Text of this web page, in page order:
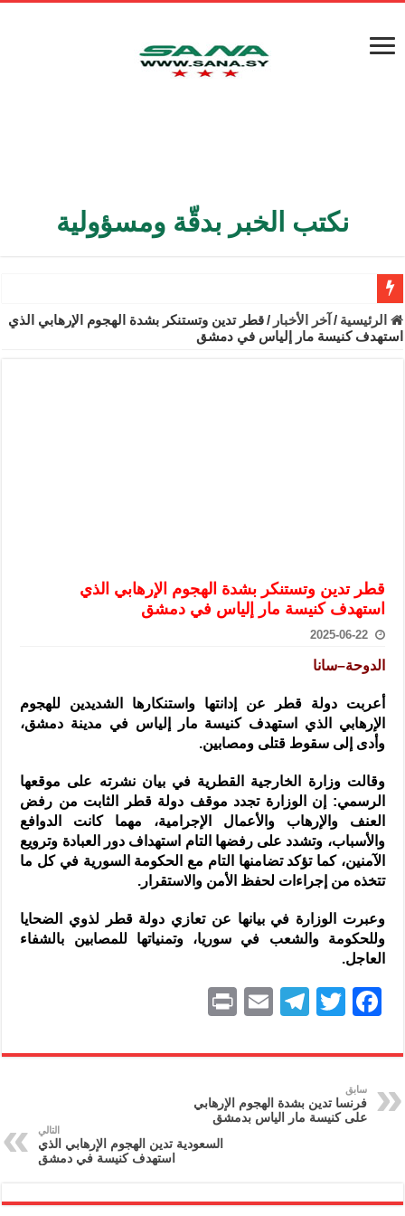
نكتب الخبر بدقّة ومسؤولية
الأمن الداخلي يعثر على مقبرة جماعية في ريف اللاذقية تضم 9 جثامين
الوزير الشيباني يبحث في باريس تعزيز الاستقرار في سوريا
سوريا تبحث مع الإيسيسكو التعاون في البحث العلمي وحماية التراث
الرئيسية / آخر الأخبار /قطر تدين وتستنكر بشدة الهجوم الإرهابي الذي
استهدف كنيسة مار إلياس في دمشق
قطر تدين وتستنكر بشدة الهجوم الإرهابي الذي
استهدف كنيسة مار إلياس في دمشق
2025-06-22
الدوحة–سانا
أعربت دولة قطر عن إدانتها واستنكارها الشديدين للهجوم
الإرهابي الذي استهدف كنيسة مار إلياس في مدينة دمشق،
وأدى إلى سقوط قتلى ومصابين.
وقالت وزارة الخارجية القطرية في بيان نشرته على موقعها
الرسمي: إن الوزارة تجدد موقف دولة قطر الثابت من رفض
العنف والإرهاب والأعمال الإجرامية، مهما كانت الدوافع
والأسباب، وتشدد على رفضها التام استهداف دور العبادة وترويع
الآمنين، كما تؤكد تضامنها التام مع الحكومة السورية في كل ما
تتخذه من إجراءات لحفظ الأمن والاستقرار.
وعبرت الوزارة في بيانها عن تعازي دولة قطر لذوي الضحايا
وللحكومة والشعب في سوريا، وتمنياتها للمصابين بالشفاء
العاجل.
F
c
e
b
k
T
itt
T
e
gr
a
E
ai
nt
سابق
فرنسا تدين بشدة الهجوم الإرهابي
على كنيسة مار الياس بدمشق
التالي
السعودية تدين الهجوم الإرهابي الذي
استهدف كنيسة في دمشق